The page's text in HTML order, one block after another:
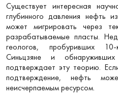
Существует интересная
глубинного давления нефть
может мигрировать через
разрабатываемые пласты.
геологов, пробуривших
Синьцзяне и
подтверждает эту теорию.
подтверждение, нефть
неисчерпаемым ресурсом.